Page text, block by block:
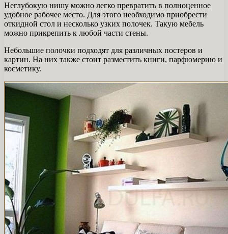
Неглубокую нишу можно легко превратить в полноценное
удобное рабочее место. Для этого необходимо приобрести
откидной стол и несколько узких полочек. Такую мебель
можно прикрепить к любой части стены.
Небольшие полочки подходят для различных постеров и
картин. На них также стоит разместить книги, парфюмерию и
косметику.